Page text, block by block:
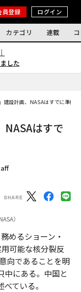
員登録 ログイン
カテゴリ 連載
した
建設計画、NASAはすでに準備
NASAはすで
）
めるショーン・
可能な核分裂反
向であることを明
中にある。中国と
ている。